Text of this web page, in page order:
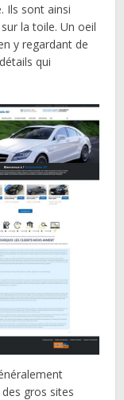
Ils sont ainsi
la toile. Un oeil
y regardant de
qui
gros sites